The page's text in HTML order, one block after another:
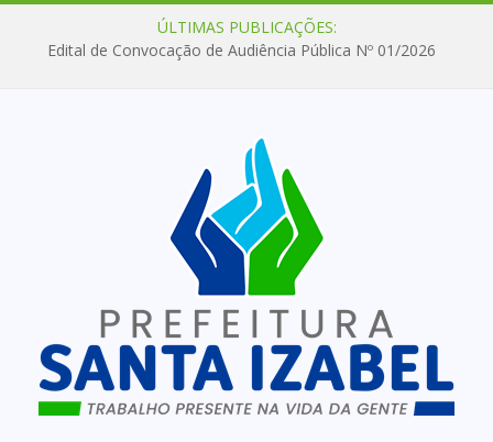
ÚLTIMAS PUBLICAÇÕES:
Edital de Convocação de Audiência Pública Nº 01/2026